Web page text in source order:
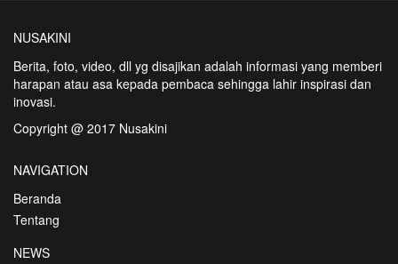
NUSAKINI
Berita, foto, video, dll yg disajikan adalah informasi yang memberi
harapan atau asa kepada pembaca sehingga lahir inspirasi dan
inovasi.
Copyright @ 2017 Nusakini
NAVIGATION
Beranda
Tentang
NEWS